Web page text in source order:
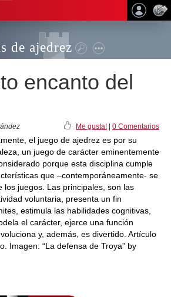
de ajedrez
encanto del
Me gusta! 0 Comentarios
el juego de ajedrez es por su
un juego de carácter eminentemente
porque esta disciplina cumple
que –contemporáneamente- se
los juegos. Las principales, son las
voluntaria, presenta un fin
estimula las habilidades cognitivas,
el carácter, ejerce una función
y, además, es divertido. Artículo
Imagen: “La defensa de Troya” by